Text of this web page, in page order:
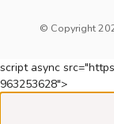
© Copyright
script async
963253628">